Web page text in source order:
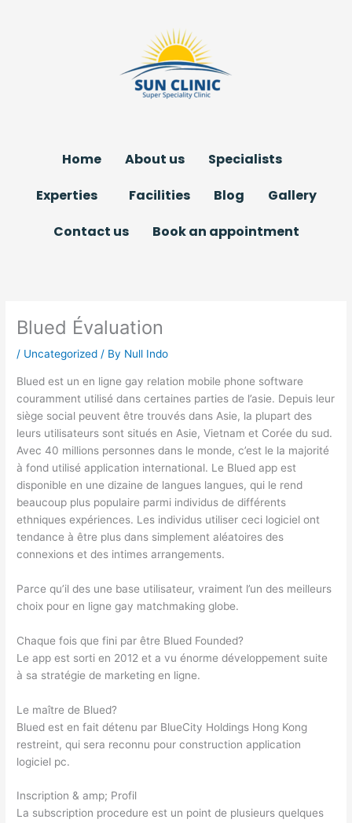
Home About us
Specialists
Experties
Facilities Blog
Gallery
Contact us
Book an appointment
Blued Évaluation
/ Uncategorized / By Null Indo
Blued est un en ligne gay relation mobile phone software
couramment utilisé dans certaines parties de l’asie. Depuis leur
siège social peuvent être trouvés dans Asie, la plupart des
leurs utilisateurs sont situés en Asie, Vietnam et Corée du sud.
Avec 40 millions personnes dans le monde, c’est le la majorité
à fond utilisé application international. Le Blued app est
disponible en une dizaine de langues langues, qui le rend
beaucoup plus populaire parmi individus de différents
ethniques expériences. Les individus utiliser ceci logiciel ont
tendance à être plus dans simplement aléatoires des
connexions et des intimes arrangements.
Parce qu’il des une base utilisateur, vraiment l’un des meilleurs
choix pour en ligne gay matchmaking globe.
Chaque fois que fini par être Blued Founded?
Le app est sorti en 2012 et a vu énorme développement suite
à sa stratégie de marketing en ligne.
Le maître de Blued?
Blued est en fait détenu par BlueCity Holdings Hong Kong
restreint, qui sera reconnu pour construction application
logiciel pc.
Inscription & amp; Profil
La subscription procedure est un point de plusieurs quelques